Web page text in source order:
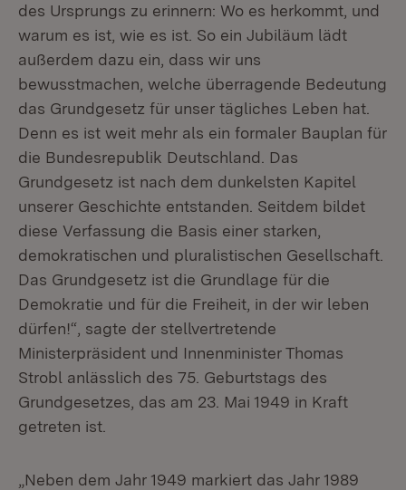
des Ursprungs zu erinnern: Wo es herkommt, und
warum es ist, wie es ist. So ein Jubiläum lädt
außerdem dazu ein, dass wir uns
bewusstmachen, welche überragende Bedeutung
das Grundgesetz für unser tägliches Leben hat.
Denn es ist weit mehr als ein formaler Bauplan für
die Bundesrepublik Deutschland. Das
Grundgesetz ist nach dem dunkelsten Kapitel
unserer Geschichte entstanden. Seitdem bildet
diese Verfassung die Basis einer starken,
demokratischen und pluralistischen Gesellschaft.
Das Grundgesetz ist die Grundlage für die
Demokratie und für die Freiheit, in der wir leben
dürfen!“, sagte der stellvertretende
Ministerpräsident und Innenminister Thomas
Strobl anlässlich des 75. Geburtstags des
Grundgesetzes, das am 23. Mai 1949 in Kraft
getreten ist.
„Neben dem Jahr 1949 markiert das Jahr 1989